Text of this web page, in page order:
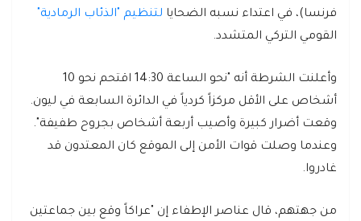
فرنسا)، في اعتداء نسبه الضحايا لتنظيم "الذئاب الرمادية"
القومي التركي المتشدد.
وأعلنت الشرطة أنه "نحو الساعة 14:30 اقتحم نحو 10
أشخاص على الأقل مركزاً كردياً في الدائرة السابعة في ليون.
وقعت أضرار كبيرة وأصيب أربعة أشخاص بجروح طفيفة".
وعندما وصلت قوات الأمن إلى الموقع كان المعتدون قد
غادروا.
من جهتهم، قال عناصر الإطفاء إن "عراكاً وقع بين جماعتين